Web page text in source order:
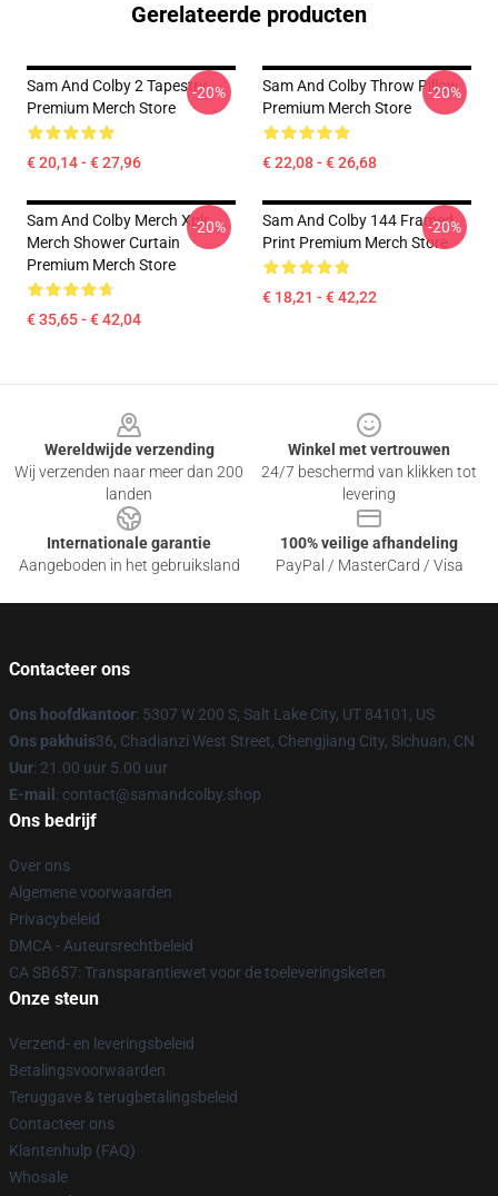
Gerelateerde producten
Sam And Colby 2 Tapestry
Premium Merch Store
€ 20,14 - € 27,96
-20%
Sam And Colby Throw Pillow
Premium Merch Store
€ 22,08 - € 26,68
-20%
Sam And Colby Merch Xplr
Merch Shower Curtain
Premium Merch Store
€ 35,65 - € 42,04
-20%
Sam And Colby 144 Framed
Print Premium Merch Store
€ 18,21 - € 42,22
-20%
Wereldwijde verzending
Wij verzenden naar meer dan 200
landen
Winkel met vertrouwen
24/7 beschermd van klikken tot
levering
Internationale garantie
Aangeboden in het gebruiksland
100% veilige afhandeling
PayPal / MasterCard / Visa
Contacteer ons
Ons hoofdkantoor: 5307 W 200 S, Salt Lake City, UT 84101, US
Ons pakhuis36, Chadianzi West Street, Chengjiang City, Sichuan, CN
Uur: 21.00 uur 5.00 uur
E-mail : contact@samandcolby.shop
Ons bedrijf
Over ons
Algemene voorwaarden
Privacybeleid
DMCA - Auteursrechtbeleid
CA SB657: Transparantiewet voor de toeleveringsketen
Onze steun
Verzend- en leveringsbeleid
Betalingsvoorwaarden
Teruggave & terugbetalingsbeleid
Contacteer ons
Klantenhulp (FAQ)
Whosale